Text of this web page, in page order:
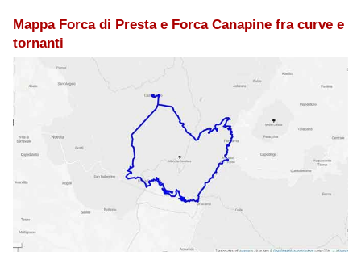
Mappa Forca di Presta e Forca Canapine fra curve e
tornanti